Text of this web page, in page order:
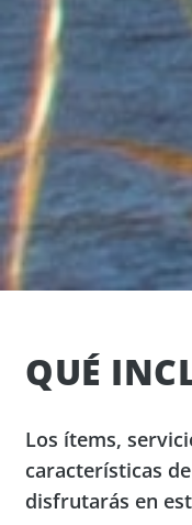
QUÉ
Los ítems,
características
disfrutarás en